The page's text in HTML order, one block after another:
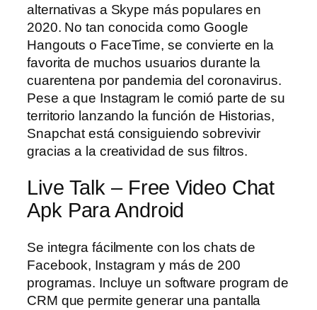
alternativas a Skype más populares en
2020. No tan conocida como Google
Hangouts o FaceTime, se convierte en la
favorita de muchos usuarios durante la
cuarentena por pandemia del coronavirus.
Pese a que Instagram le comió parte de su
territorio lanzando la función de Historias,
Snapchat está consiguiendo sobrevivir
gracias a la creatividad de sus filtros.
Live Talk – Free Video Chat
Apk Para Android
Se integra fácilmente con los chats de
Facebook, Instagram y más de 200
programas. Incluye un software program de
CRM que permite generar una pantalla